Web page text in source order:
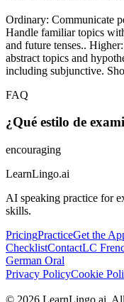
Ordinary: Communicate
Handle familiar topics
and future tenses..
abstract topics and
including subjunctive.
FAQ
¿Qué estilo de
encouraging
LearnLingo.ai
AI speaking practice for
skills.
PricingPracticeGet the
ChecklistContactLC
German Oral
Privacy PolicyCookie
© 2026 LearnLingo.ai.